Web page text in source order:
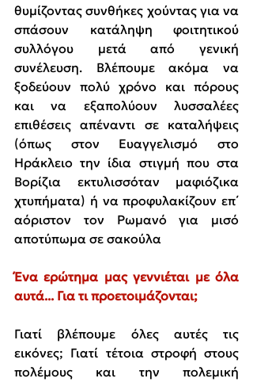
θυμίζοντας συνθήκες χούντας για να
σπάσουν κατάληψη φοιτητικού
συλλόγου μετά από γενική
συνέλευση. Βλέπουμε ακόμα να
ξοδεύουν πολύ χρόνο και πόρους
και να εξαπολύουν λυσσαλέες
επιθέσεις απέναντι σε καταλήψεις
(όπως στον Ευαγγελισμό στο
Ηράκλειο την ίδια στιγμή που στα
Βορίζια εκτυλισσόταν μαφιόζικα
χτυπήματα) ή να προφυλακίζουν επ΄
αόριστον τον Ρωμανό για μισό
αποτύπωμα σε σακούλα
Ένα ερώτημα μας γεννιέται με όλα
αυτά... Για τι προετοιμάζονται;
Γιατί βλέπουμε όλες αυτές τις
εικόνες; Γιατί τέτοια στροφή στους
πολέμους και την πολεμική